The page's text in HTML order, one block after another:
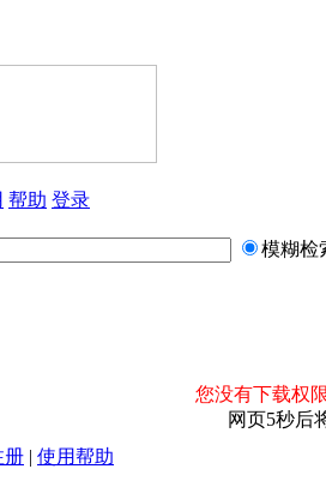
帮助 登录
模糊检
您没有下载权
网页5秒后
册 | 使用帮助